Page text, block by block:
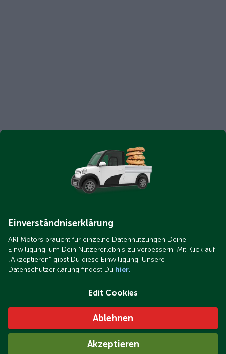
Einverständniserklärung
ARI Motors braucht für einzelne Datennutzungen Deine
Einwilligung, um Dein Nutzererlebnis zu verbessern. Mit Klick auf
„Akzeptieren“ gibst Du diese Einwilligung. Unsere
Datenschutzerklärung findest Du hier.
Edit Cookies
Ablehnen
Akzeptieren